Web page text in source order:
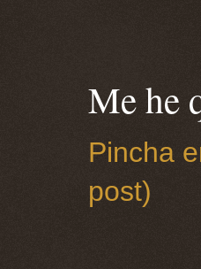
Me he
Pincha
post)